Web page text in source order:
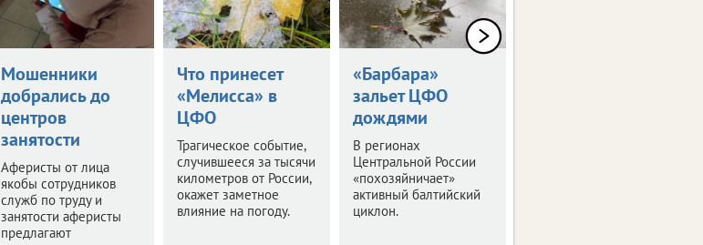
Мошенники
добрались до
центров
занятости
Аферисты от лица
якобы сотрудников
служб по труду и
занятости аферисты
предлагают
Что принесет
«Мелисса» в
ЦФО
Трагическое событие,
случившееся за тысячи
километров от России,
окажет заметное
влияние на погоду.
«Барбара»
зальет ЦФО
дождями
В регионах
Центральной России
«похозяйничает»
активный балтийский
циклон.